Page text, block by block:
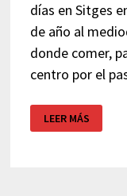
días en Sitges
de año al
donde comer,
centro por el
EMPORIO
–
LEER MÁS